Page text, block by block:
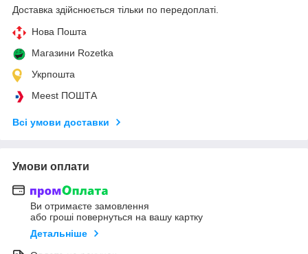
Доставка здійснюється тільки по передоплаті.
Нова Пошта
Магазини Rozetka
Укрпошта
Meest ПОШТА
Всі умови доставки
Умови оплати
Ви отримаєте замовлення
або гроші повернуться на вашу картку
Детальніше